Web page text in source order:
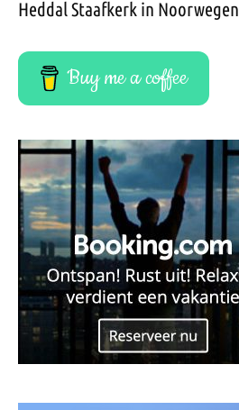
Heddal Staafkerk in Noorwegen
Buy me a coffee